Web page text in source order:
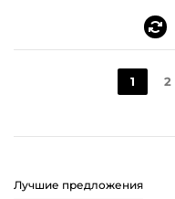
1 2
Лучшие предложения